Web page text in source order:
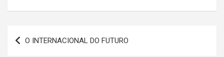
Navegação
de
O INTERNACIONAL DO FUTURO